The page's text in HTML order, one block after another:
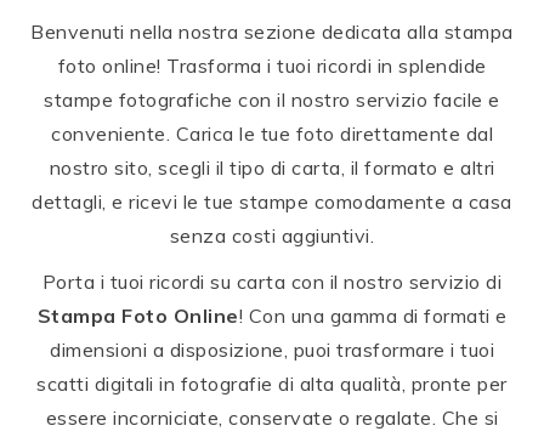
Benvenuti nella nostra sezione dedicata alla stampa
foto online! Trasforma i tuoi ricordi in splendide
stampe fotografiche con il nostro servizio facile e
conveniente. Carica le tue foto direttamente dal
nostro sito, scegli il tipo di carta, il formato e altri
dettagli, e ricevi le tue stampe comodamente a casa
senza costi aggiuntivi.
Porta i tuoi ricordi su carta con il nostro servizio di
Stampa Foto Online! Con una gamma di formati e
dimensioni a disposizione, puoi trasformare i tuoi
scatti digitali in fotografie di alta qualità, pronte per
essere incorniciate, conservate o regalate. Che si